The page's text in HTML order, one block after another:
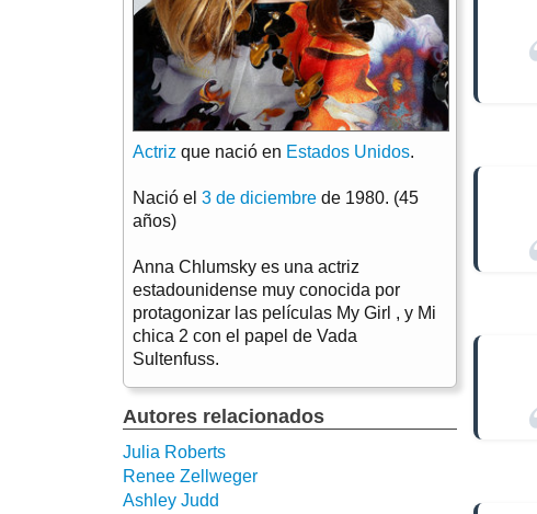
Actriz que nació en Estados Unidos.
Nació el 3 de diciembre de 1980. (45
años)
Anna Chlumsky es una actriz
estadounidense muy conocida por
protagonizar las películas My Girl , y Mi
chica 2 con el papel de Vada
Sultenfuss.
Autores relacionados
Julia Roberts
Renee Zellweger
Ashley Judd